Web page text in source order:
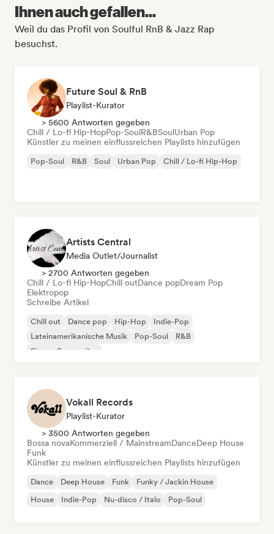
Ihnen auch gefallen...
Weil du das Profil von Soulful RnB & Jazz Rap
besuchst.
Future Soul & RnB
Playlist-Kurator
> 5600 Antworten gegeben
Chill / Lo-fi Hip-HopPop-SoulR&BSoulUrban Pop
Künstler zu meinen einflussreichen Playlists hinzufügen
Pop-Soul R&B Soul Urban Pop Chill / Lo-fi Hip-Hop
Artists Central
Media Outlet/Journalist
> 2700 Antworten gegeben
Chill / Lo-fi Hip-HopChill outDance popDream Pop
Elektropop
Schreibe Artikel
Chill out Dance pop Hip-Hop
Indie-Pop
Lateinamerikanische Musik
Pop-Soul
R&B
Singer-Songwriter
Vokall Records
Playlist-Kurator
> 3500 Antworten gegeben
Bossa novaKommerziell / MainstreamDanceDeep House
Funk
Künstler zu meinen einflussreichen Playlists hinzufügen
Dance Deep House Funk
Funky / Jackin House
House
Indie-Pop Nu-disco / Italo Pop-Soul